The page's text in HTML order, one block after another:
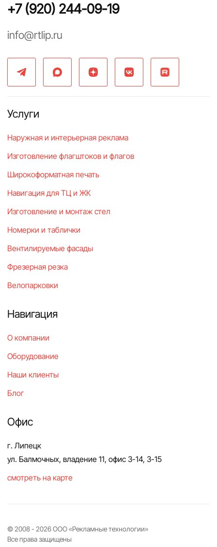
+7 (920) 244-09-19
info@rtlip.ru
Услуги
Наружная и интерьерная реклама
Изготовление флагштоков и флагов
Широкоформатная печать
Навигация для ТЦ и ЖК
Изготовление и монтаж стел
Номерки и таблички
Вентилируемые фасады
Фрезерная резка
Велопарковки
Навигация
О компании
Оборудование
Наши клиенты
Блог
Офис
г. Липецк
ул. Балмочных, владение 11, офис 3-14, 3-15
смотреть на карте
© 2008 - 2026ООО «Рекламные технологии»
Все права защищены